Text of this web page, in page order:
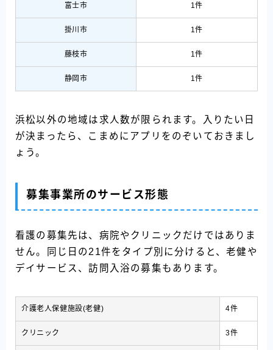
富士市 1件
掛川市 1件
藤枝市 1件
静岡市 1件
浜松以外の地域は求人数が限られます。入りたい日
が決まったら、こまめにアプリをのぞいておきまし
ょう。
募集事業所のサービス形態
看護の募集先は、病院やクリニックだけではありま
せん。同じ日の21件をタイプ別に分けると、老健や
デイサービス、訪問入浴の募集もあります。
介護老人保健施設(老健) 4件
クリニック 3件